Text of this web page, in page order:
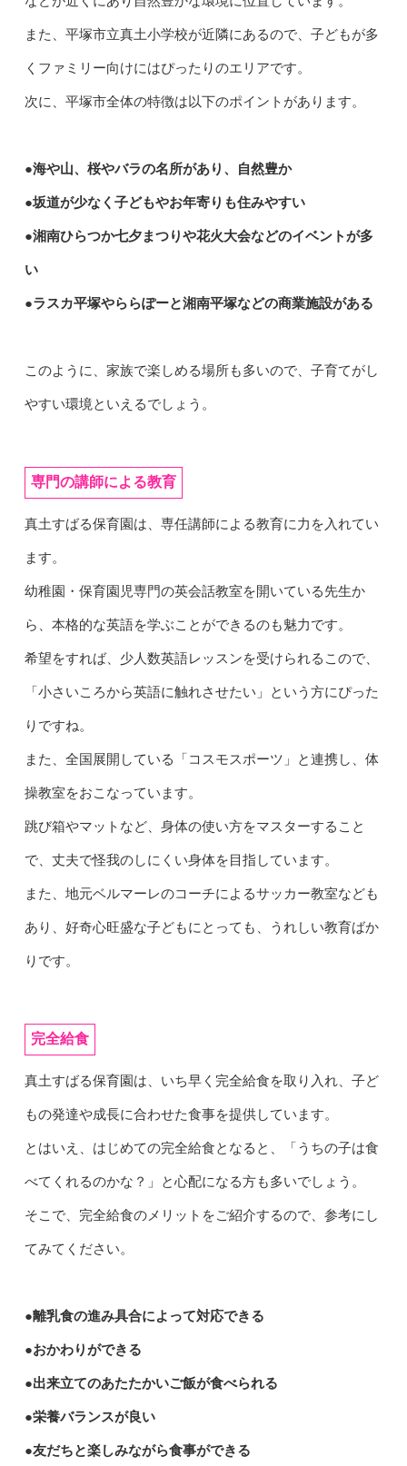
また、平塚市立真土小学校が近隣にあるので、子どもが多
くファミリー向けにはぴったりのエリアです。
次に、平塚市全体の特徴は以下のポイントがあります。
●海や山、桜やバラの名所があり、自然豊か
●坂道が少なく子どもやお年寄りも住みやすい
●湘南ひらつか七夕まつりや花火大会などのイベントが多
い
●ラスカ平塚やららぽーと湘南平塚などの商業施設がある
このように、家族で楽しめる場所も多いので、子育てがし
やすい環境といえるでしょう。
専門の講師による教育
真土すばる保育園は、専任講師による教育に力を入れてい
ます。
幼稚園・保育園児専門の英会話教室を開いている先生か
ら、本格的な英語を学ぶことができるのも魅力です。
希望をすれば、少人数英語レッスンを受けられるこので、
「小さいころから英語に触れさせたい」という方にぴった
りですね。
また、全国展開している「コスモスポーツ」と連携し、体
操教室をおこなっています。
跳び箱やマットなど、身体の使い方をマスターすること
で、丈夫で怪我のしにくい身体を目指しています。
また、地元ベルマーレのコーチによるサッカー教室なども
あり、好奇心旺盛な子どもにとっても、うれしい教育ばか
りです。
完全給食
真土すばる保育園は、いち早く完全給食を取り入れ、子ど
もの発達や成長に合わせた食事を提供しています。
とはいえ、はじめての完全給食となると、「うちの子は食
べてくれるのかな？」と心配になる方も多いでしょう。
そこで、完全給食のメリットをご紹介するので、参考にし
てみてください。
●離乳食の進み具合によって対応できる
●おかわりができる
●出来立てのあたたかいご飯が食べられる
●栄養バランスが良い
●友だちと楽しみながら食事ができる